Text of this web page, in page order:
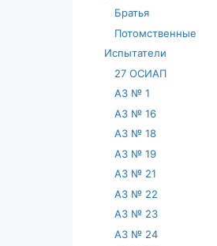
Братья
Потомственные
Испытатели
27 ОСИАП
АЗ № 1
АЗ № 16
АЗ № 18
АЗ № 19
АЗ № 21
АЗ № 22
АЗ № 23
АЗ № 24